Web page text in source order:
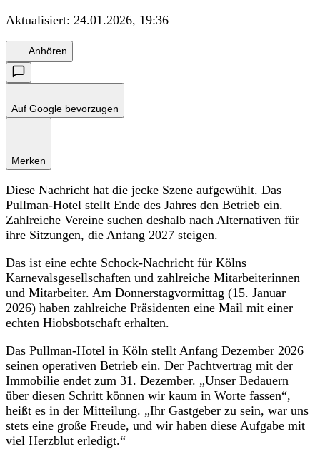
Aktualisiert: 24.01.2026, 19:36
Anhören
Auf Google bevorzugen
Merken
Diese Nachricht hat die jecke Szene aufgewühlt. Das
Pullman-Hotel stellt Ende des Jahres den Betrieb ein.
Zahlreiche Vereine suchen deshalb nach Alternativen für
ihre Sitzungen, die Anfang 2027 steigen.
Das ist eine echte Schock-Nachricht für Kölns
Karnevalsgesellschaften und zahlreiche Mitarbeiterinnen
und Mitarbeiter. Am Donnerstagvormittag (15. Januar
2026) haben zahlreiche Präsidenten eine Mail mit einer
echten Hiobsbotschaft erhalten.
Das Pullman-Hotel in Köln stellt Anfang Dezember 2026
seinen operativen Betrieb ein. Der Pachtvertrag mit der
Immobilie endet zum 31. Dezember. „Unser Bedauern
über diesen Schritt können wir kaum in Worte fassen“,
heißt es in der Mitteilung. „Ihr Gastgeber zu sein, war uns
stets eine große Freude, und wir haben diese Aufgabe mit
viel Herzblut erledigt.“